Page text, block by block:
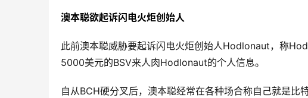
澳本聪欲起诉闪电火炬创始人
此前澳本聪威胁要起诉闪电火炬创始人Hodlonaut，称
5000美元的BSV来人肉Hodlonaut的个人信息。
自从BCH硬分叉后，澳本聪经常在各种场合称自己就是